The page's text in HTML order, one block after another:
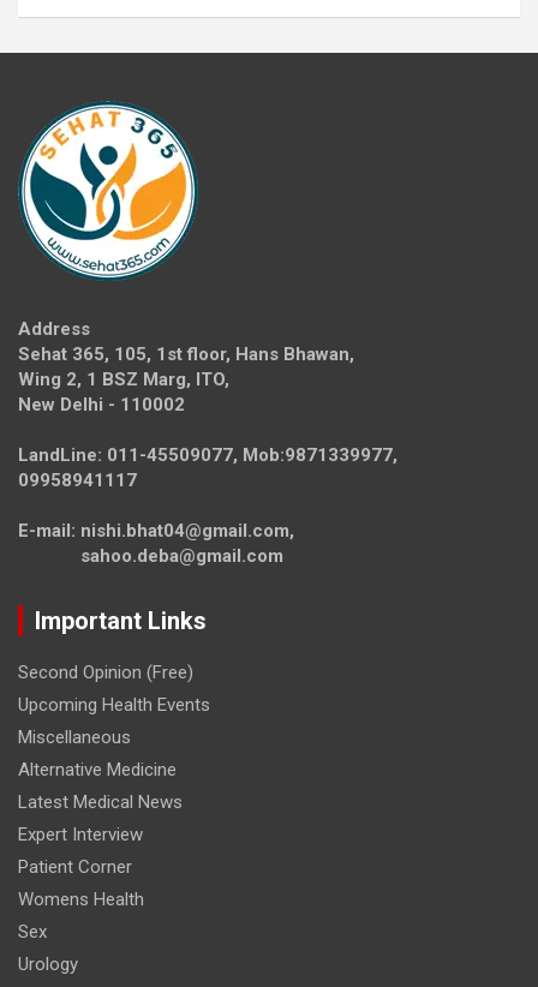
Address
Sehat 365, 105, 1st floor, Hans Bhawan,
Wing 2, 1 BSZ Marg, ITO,
New Delhi - 110002
LandLine: 011-45509077, Mob:9871339977,
09958941117
E-mail: nishi.bhat04@gmail.com,
sahoo.deba@gmail.com
Important Links
Second Opinion (Free)
Upcoming Health Events
Miscellaneous
Alternative Medicine
Latest Medical News
Expert Interview
Patient Corner
Womens Health
Sex
Urology